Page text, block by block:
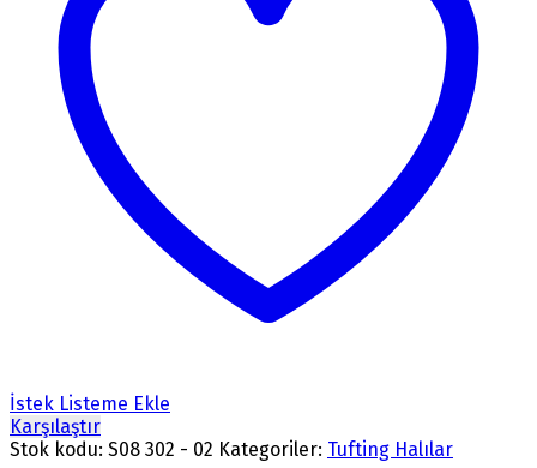
İstek Listeme Ekle
Karşılaştır
Stok kodu: S08 302 - 02 Kategoriler: Tufting Halılar